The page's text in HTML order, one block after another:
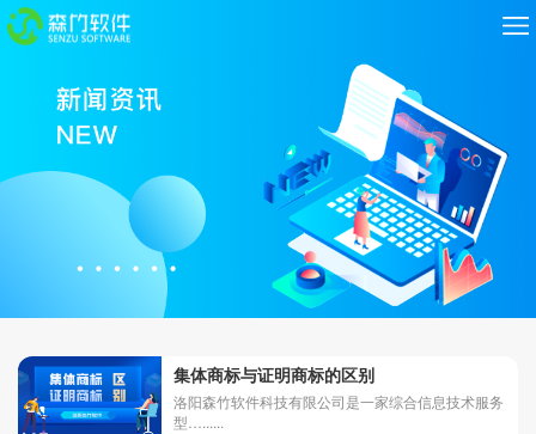
集体商标与证明商标的区别
洛阳森竹软件科技有限公司是一家综合信息技术服务
型…......